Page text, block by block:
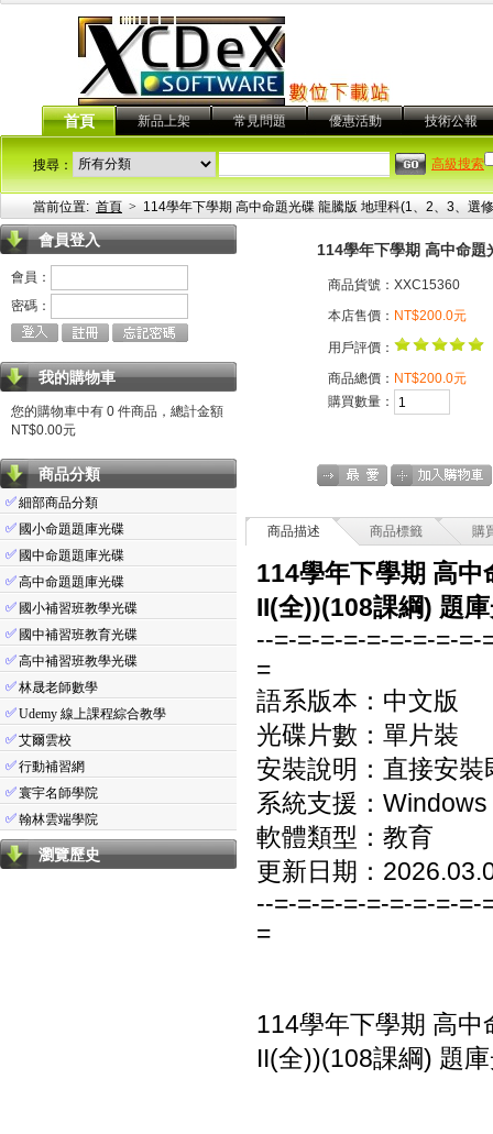
首頁 新品上架 常見問題 優惠活動 技術公報
搜尋： 高級搜索
當前位置: 首頁 > 114學年下學期 高中命題光碟 龍騰版 地理科(1、2、3、選
會員登入
會員：
密碼：
我的購物車
您的購物車中有 0 件商品，總計金額
NT$0.00元
商品分類
✅細部商品分類
✅ 國小命題題庫光碟
✅ 國中命題題庫光碟
✅高中命題題庫光碟
✅ 國小補習班教學光碟
✅ 國中補習班教育光碟
✅高中補習班教學光碟
✅林晟老師數學
✅Udemy 線上課程綜合教學
✅艾爾雲校
✅行動補習網
✅寰宇名師學院
✅翰林雲端學院
瀏覽歷史
114學年下學期 高中命
商品貨號：XXC15360
本店售價： NT$200.0元
用戶評價：
商品總價： NT$200.0元
購買數量：
商品描述 商品標籤 購
114學年下學期 高
II(全))(108課綱) 題
--=-=-=-=-=-=-=-=-=-
=
語系版本：中文版
光碟片數：單片裝
安裝說明：直接安裝
系統支援：
軟體類型：教育
更新日期：
--=-=-=-=-=-=-=-=-=-
=
114學年下學期 高
II(全))(108課綱) 題